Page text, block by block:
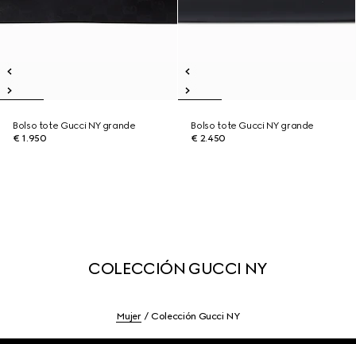
Bolso tote Gucci NY grande
€ 1.950
Bolso tote Gucci NY grande
€ 2.450
COLECCIÓN GUCCI NY
Mujer Colección Gucci NY